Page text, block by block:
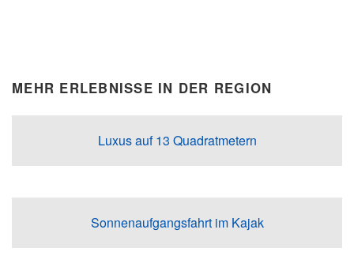
MEHR ERLEBNISSE IN DER REGION
Luxus auf 13 Quadratmetern
Sonnenaufgangsfahrt im Kajak